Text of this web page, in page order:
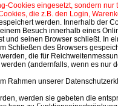
Cookies eingesetzt, sondern
die z.B. den Login,
werden. Innerhalb
Besuch innerhalb eines
seinen Browser schließt.
Schließen des Browsers
die für
(andernfalls, wenn es nur
Rahmen unserer
werden sie gebeten die